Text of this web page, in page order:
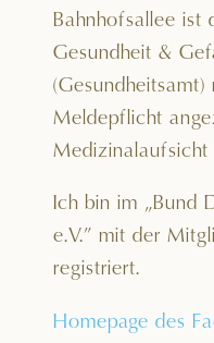
Bahnhofsallee ist
Gesundheit &
Meldepflicht
Ich bin im „Bund
e.V.” mit der
registriert.
Homepage des